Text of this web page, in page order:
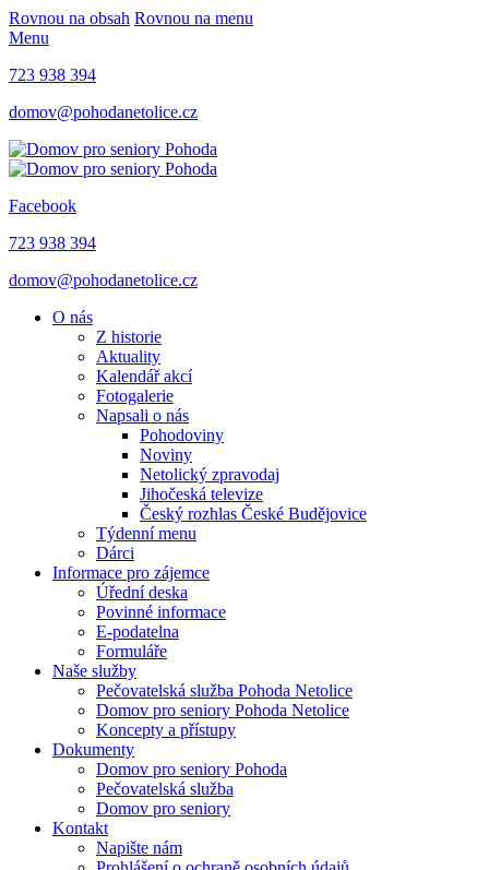
Rovnou na obsah Rovnou na menu
Menu
723 938 394
domov@pohodanetolice.cz
Facebook
723 938 394
domov@pohodanetolice.cz
O nás
Z historie
Aktuality
Kalendář akcí
Fotogalerie
Napsali o nás
Pohodoviny
Noviny
Netolický zpravodaj
Jihočeská televize
Český rozhlas České Budějovice
Týdenní menu
Dárci
Informace pro zájemce
Úřední deska
Povinné informace
E-podatelna
Formuláře
Naše služby
Pečovatelská služba Pohoda Netolice
Domov pro seniory Pohoda Netolice
Koncepty a přístupy
Dokumenty
Domov pro seniory Pohoda
Pečovatelská služba
Domov pro seniory
Kontakt
Napište nám